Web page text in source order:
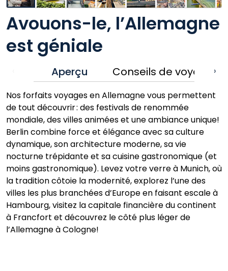
Avouons-le, l’Allemagne
est géniale
Aperçu Conseils de voyage ›
Nos forfaits voyages en Allemagne vous permettent
de tout découvrir : des festivals de renommée
mondiale, des villes animées et une ambiance unique!
Berlin combine force et élégance avec sa culture
dynamique, son architecture moderne, sa vie
nocturne trépidante et sa cuisine gastronomique (et
moins gastronomique). Levez votre verre à Munich, où
la tradition côtoie la modernité, explorez l’une des
villes les plus branchées d’Europe en faisant escale à
Hambourg, visitez la capitale financière du continent
à Francfort et découvrez le côté plus léger de
l’Allemagne à Cologne!